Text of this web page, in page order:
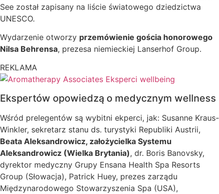
See został zapisany na liście światowego dziedzictwa
UNESCO.
Wydarzenie otworzy przemówienie gościa honorowego
Nilsa Behrensa, prezesa niemieckiej Lanserhof Group.
REKLAMA
Ekspertów opowiedzą o medycznym wellness
Wśród prelegentów są wybitni ekperci, jak: Susanne Kraus-
Winkler, sekretarz stanu ds. turystyki Republiki Austrii,
Beata Aleksandrowicz, założycielka Systemu
Aleksandrowicz (Wielka Brytania), dr. Boris Banovsky,
dyrektor medyczny Grupy Ensana Health Spa Resorts
Group (Słowacja), Patrick Huey, prezes zarządu
Międzynarodowego Stowarzyszenia Spa (USA),